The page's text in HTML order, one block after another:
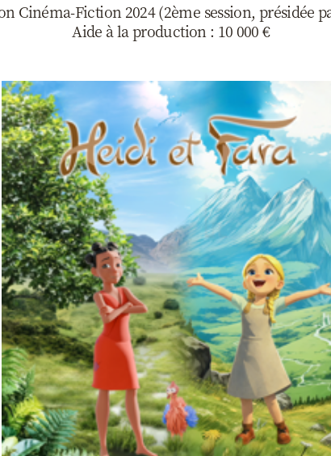
Cinéma-Fiction 2024 (2ème session, présidée
Aide à la production : 10 000 €